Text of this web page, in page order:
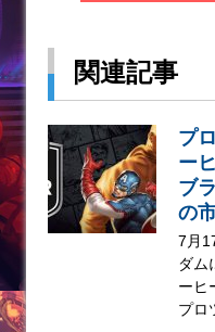
関連記事
プ
ー
ブ
の
7月
ダム
ーヒ
プロ